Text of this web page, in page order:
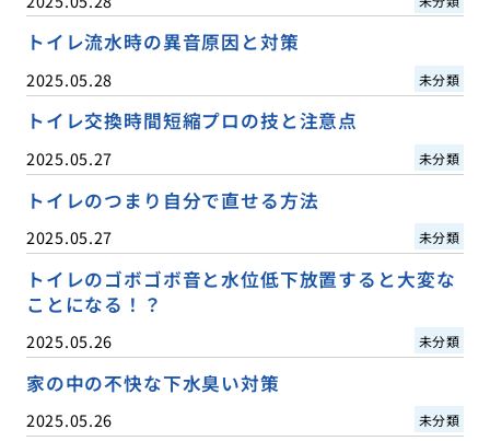
トイレ流水時の異音原因と対策
2025.05.28 未分類
トイレ交換時間短縮プロの技と注意点
2025.05.27 未分類
トイレのつまり自分で直せる方法
2025.05.27 未分類
トイレのゴボゴボ音と水位低下放置すると大変な
ことになる！？
2025.05.26 未分類
家の中の不快な下水臭い対策
2025.05.26 未分類